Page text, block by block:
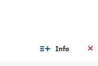
Info